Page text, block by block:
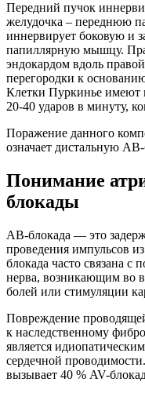
Передний пучок
желудочка – переднюю
иннервирует боковую и
папиллярную мышцу.
эндокардом вдоль
перегородки к
Клетки Пуркинье имеют
20-40 ударов в минуту,
Поражение данного
означает дистальную АВ-
Понимание
блокады
АВ-блокада — это
проведения импульсов
блокада часто связана
нерва, возникающим во
болей или стимуляции
Повреждение
к наследственному
является
сердечной
вызывает 40 % AV-